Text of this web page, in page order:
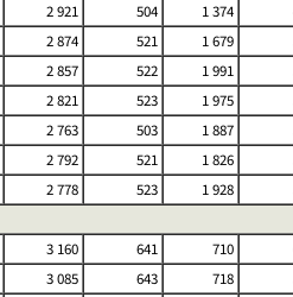
2 921 504 1 374
2 874 521 1 679
2 857 522 1 991
2 821 523 1 975
2 763 503 1 887
2 792 521 1 826
2 778 523 1 928
3 160 641 710
3 085 643 718